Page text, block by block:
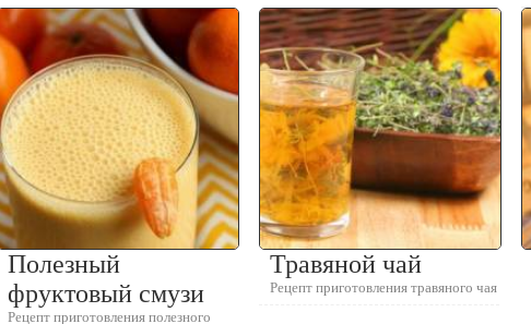
Полезный
фруктовый смузи
Рецепт приготовления полезного
Травяной чай
Рецепт приготовления травяного чая